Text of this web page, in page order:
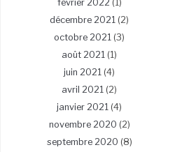
février 2022 (1)
décembre 2021 (2)
octobre 2021 (3)
août 2021 (1)
juin 2021 (4)
avril 2021 (2)
janvier 2021 (4)
novembre 2020 (2)
septembre 2020 (8)